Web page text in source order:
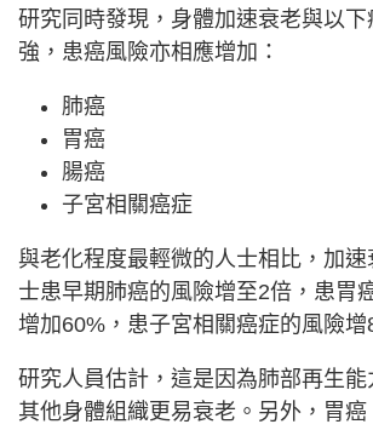
研究同時發現，身體加速衰老與以
強，患癌風險亦相應增加：
肺癌
胃癌
腸癌
子宮相關癌症
與老化程度最輕微的人士相比，加速
士患早期肺癌的風險增至2倍，患胃
增加60%，患子宮相關癌症的風險增
研究人員估計，這是因為肺部再生
其他身體組織更易衰老。另外，胃